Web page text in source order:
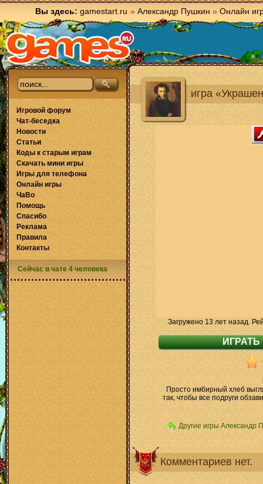
Вы здесь: gamestart.ru » Александр Пушкин » Онлайн
игра
Загружено 13 лет назад.
Просто имбирный хлеб
так, чтобы все подруги
Другие игры Александр
Комментариев нет.
Игровой форум
Чат-беседка
Новости
Статьи
Коды к старым играм
Скачать мини игры
Игры для телефона
Онлайн игры
ЧаВо
Помощь
Спасибо
Реклама
Правила
Контакты
Сейчас в чате 4 человека